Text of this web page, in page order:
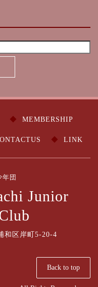
MEMBERSHIP
LINK
年団
Junior
和区岸町5-20-4
Back to top